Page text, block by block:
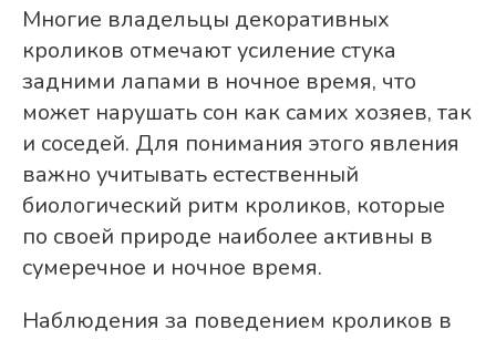
Многие владельцы декоративных
кроликов отмечают усиление стука
задними лапами в ночное время, что
может нарушать сон как самих хозяев, так
и соседей. Для понимания этого явления
важно учитывать естественный
биологический ритм кроликов, которые
по своей природе наиболее активны в
сумеречное и ночное время.
Наблюдения за поведением кроликов в